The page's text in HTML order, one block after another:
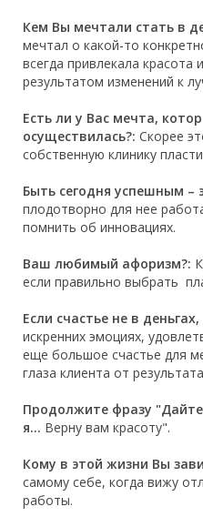
Кем Вы мечтали стать в
мечтал о какой-то
всегда привлекала красота
результатом изменений к
Есть ли у Вас мечта,
осуществилась?: Скорее
собственную клинику
Быть сегодня успешным –
плодотворно для нее
помнить об инновациях.
Ваш любимый афоризм?:
если правильно выбрать
Если счастье не в
искренних эмоциях,
еще большое счастье для
глаза клиента от
Продолжите фразу
я... Верну вам красоту".
Кому в этой жизни Вы
самому себе, когда вижу
работы.